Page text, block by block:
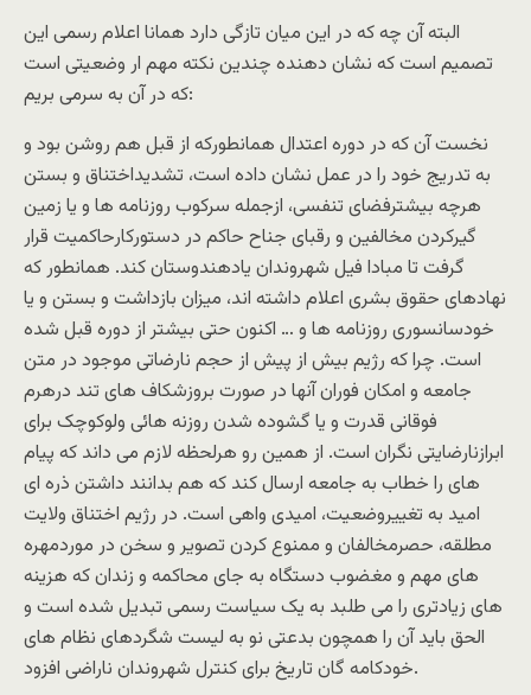
البته آن چه که در این میان تازگی دارد همانا اعلام رسمی این
تصمیم است که نشان دهنده چندین نکته مهم ار وضعیتی است
که در آن به سرمی بریم:
نخست آن که در دوره اعتدال همانطورکه از قبل هم روشن بود و
به تدریج خود را در عمل نشان داده است، تشدیداختناق و بستن
هرچه بیشترفضای تنفسی، ازجمله سرکوب روزنامه ها و یا زمین
گیرکردن مخالفین و رقبای جناح حاکم در دستورکارحاکمیت قرار
گرفت تا مبادا فیل شهروندان یادهندوستان کند. همانطور که
نهادهای حقوق بشری اعلام داشته اند، میزان بازداشت و بستن و یا
خودسانسوری روزنامه ها و … اکنون حتی بیشتر از دوره قبل شده
است. چرا که رژیم بیش از پیش از حجم نارضاتی موجود در متن
جامعه و امکان فوران آنها در صورت بروزشکاف های تند درهرم
فوقانی قدرت و یا گشوده شدن روزنه هائی ولوکوچک برای
ابرازنارضایتی نگران است. از همین رو هرلحظه لازم می داند که پیام
های را خطاب به جامعه ارسال کند که هم بدانند داشتن ذره ای
امید به تغییروضعیت، امیدی واهی است. در رژیم اختناق ولایت
مطلقه، حصرمخالفان و ممنوع کردن تصویر و سخن در موردمهره
های مهم و مغضوب دستگاه به جای محاکمه و زندان که هزینه
های زیادتری را می طلبد به یک سیاست رسمی تبدیل شده است و
الحق باید آن را همچون بدعتی نو به لیست شگردهای نظام های
خودکامه گان تاریخ برای کنترل شهروندان ناراضی افزود.